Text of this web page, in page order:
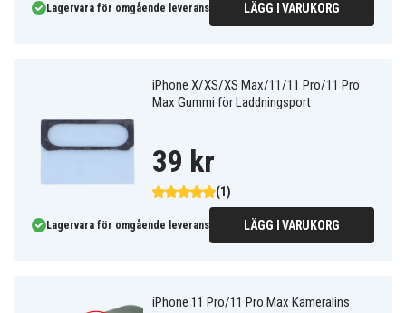
Lagervara för omgående leverans LÄGG I VARUKORG
iPhone X/XS/XS Max/11/11 Pro/11 Pro
Max Gummi för Laddningsport
(1)
39 kr
Lagervara för omgående leverans LÄGG I VARUKORG
iPhone 11 Pro/11 Pro Max Kameralins